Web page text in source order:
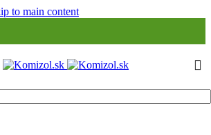
to main content